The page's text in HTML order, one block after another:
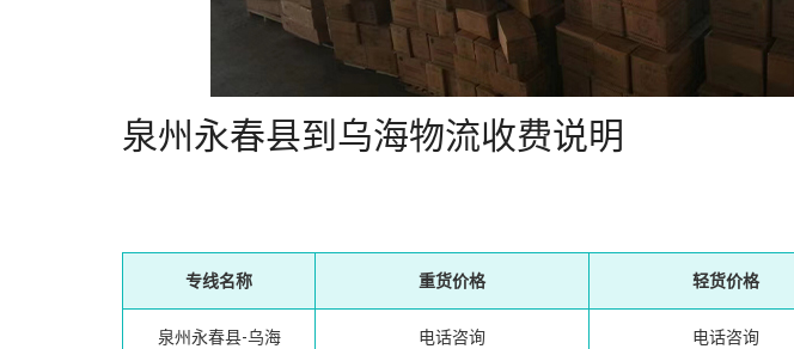
泉州永春县到乌海物流收费说明
专线名称 重货价格 轻货价格
泉州永春县-乌海 电话咨询 电话咨询